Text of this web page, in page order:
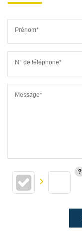
Prénom*
N° de téléphone*
Message*